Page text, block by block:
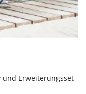
und Erweiterungsset